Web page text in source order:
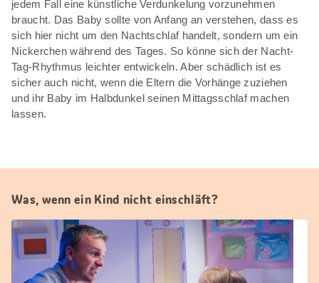
jedem Fall eine künstliche Verdunkelung vorzunehmen
braucht. Das Baby sollte von Anfang an verstehen, dass es
sich hier nicht um den Nachtschlaf handelt, sondern um ein
Nickerchen während des Tages. So könne sich der Nacht-
Tag-Rhythmus leichter entwickeln. Aber schädlich ist es
sicher auch nicht, wenn die Eltern die Vorhänge zuziehen
und ihr Baby im Halbdunkel seinen Mittagsschlaf machen
lassen.
Was, wenn ein Kind nicht einschläft?